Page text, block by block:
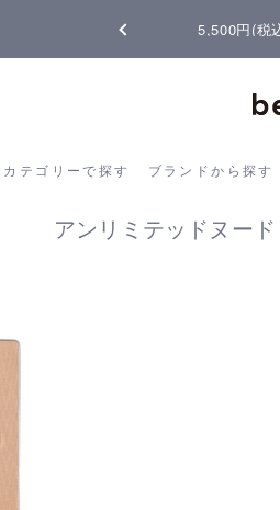
5,500円(税
カテゴリーで探す ブランドから探す
カテゴリーから探す ブランドから
アンリミテッドヌー